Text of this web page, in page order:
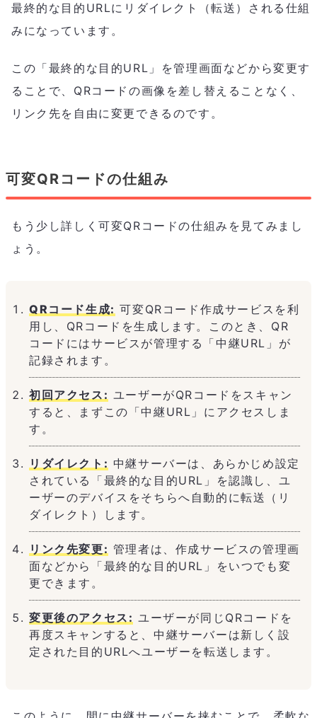
最終的な目的URLにリダイレクト（転送）される仕組
みになっています。
この「最終的な目的URL」を管理画面などから変更す
ることで、QRコードの画像を差し替えることなく、
リンク先を自由に変更できるのです。
可変QRコードの仕組み
もう少し詳しく可変QRコードの仕組みを見てみまし
ょう。
QRコード生成: 可変QRコード作成サービスを利
用し、QRコードを生成します。このとき、QR
コードにはサービスが管理する「中継URL」が
記録されます。
初回アクセス: ユーザーがQRコードをスキャン
すると、まずこの「中継URL」にアクセスしま
す。
リダイレクト: 中継サーバーは、あらかじめ設定
されている「最終的な目的URL」を認識し、ユ
ーザーのデバイスをそちらへ自動的に転送（リ
ダイレクト）します。
リンク先変更: 管理者は、作成サービスの管理画
面などから「最終的な目的URL」をいつでも変
更できます。
変更後のアクセス: ユーザーが同じQRコードを
再度スキャンすると、中継サーバーは新しく設
定された目的URLへユーザーを転送します。